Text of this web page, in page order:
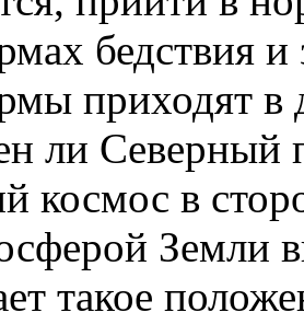
бедствия и
приходят в
ли Северный
космос в
Земли
такое